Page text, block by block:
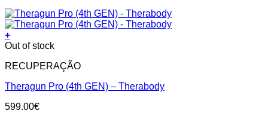
+
Out of stock
RECUPERAÇÃO
Theragun Pro (4th GEN) – Therabody
599.00€